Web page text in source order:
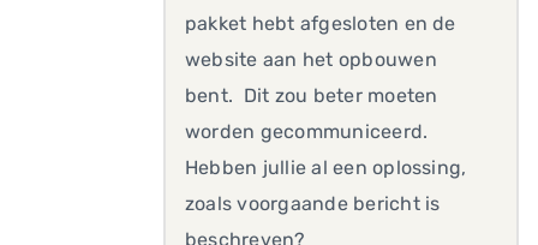
pakket hebt afgesloten en de
website aan het opbouwen
bent. Dit zou beter moeten
worden gecommuniceerd.
Hebben jullie al een oplossing,
zoals voorgaande bericht is
beschreven?